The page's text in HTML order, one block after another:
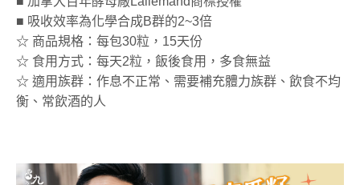
■ 吸收效率為化學合成B群的2~3倍
☆ 商品規格：每包30粒，15天份
☆ 食用方式：每天2粒，飯後食用，多食無益
☆ 適用族群：作息不正常、需要補充體力族群、飲食不均
衡、常飲酒的人